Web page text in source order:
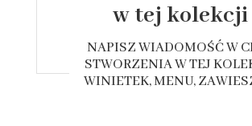
w tej kolekcji
NAPISZ WIADOMOŚĆ W
STWORZENIA W TEJ
WINIETEK, MENU,